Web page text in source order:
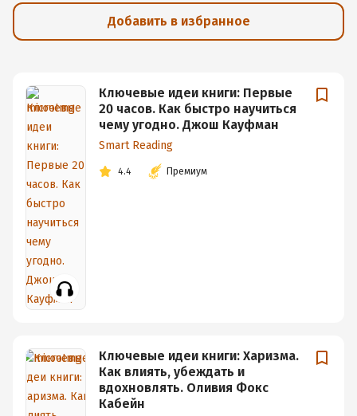
Добавить в избранное
Ключевые идеи книги: Первые
20 часов. Как быстро научиться
чему угодно. Джош Кауфман
Smart Reading
4.4 Премиум
Ключевые идеи книги: Харизма.
Как влиять, убеждать и
вдохновлять. Оливия Фокс
Кабейн